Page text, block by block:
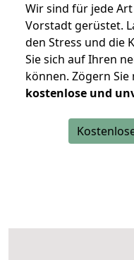
Wir sind für jede
Vorstadt gerüstet.
den Stress und die
Sie sich auf Ihren
können. Zögern Sie
kostenlose und